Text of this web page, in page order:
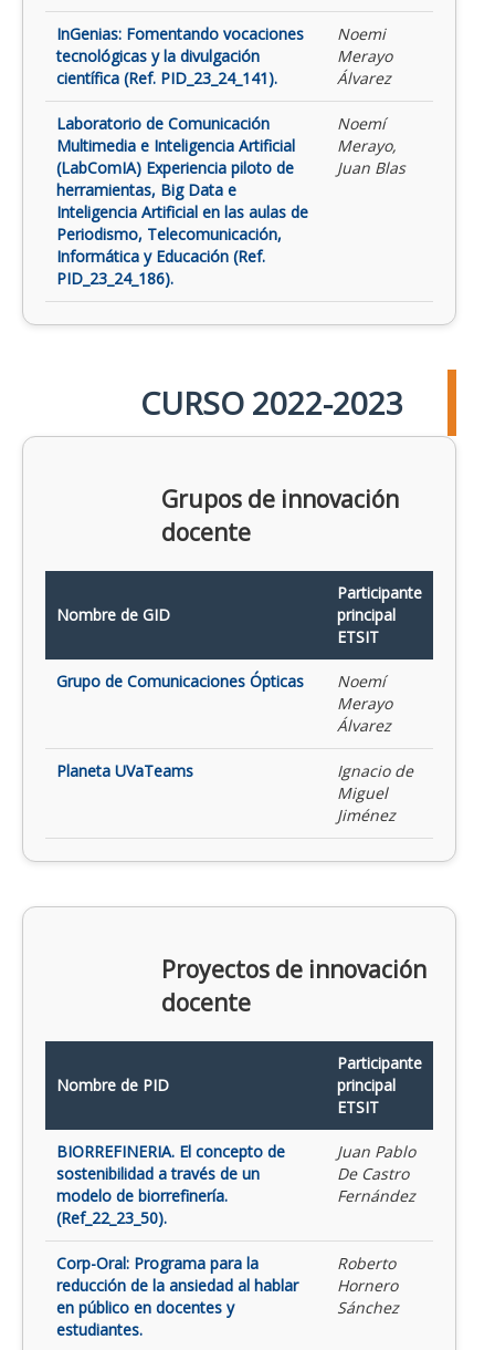
InGenias: Fomentando vocaciones
tecnológicas y la divulgación
científica (Ref. PID_23_24_141).
Noemi
Merayo
Álvarez
Laboratorio de Comunicación
Multimedia e Inteligencia Artificial
(LabComIA) Experiencia piloto de
herramientas, Big Data e
Inteligencia Artificial en las aulas de
Periodismo, Telecomunicación,
Informática y Educación (Ref.
PID_23_24_186).
Noemí
Merayo,
Juan Blas
CURSO 2022-2023
Grupos de innovación
docente
Nombre de GID
Participante
principal
ETSIT
Grupo de Comunicaciones Ópticas
Noemí
Merayo
Álvarez
Planeta UVaTeams
Ignacio de
Miguel
Jiménez
Proyectos de innovación
docente
Nombre de PID
Participante
principal
ETSIT
BIORREFINERIA. El concepto de
sostenibilidad a través de un
modelo de biorrefinería.
(Ref_22_23_50).
Juan Pablo
De Castro
Fernández
Corp-Oral: Programa para la
reducción de la ansiedad al hablar
en público en docentes y
estudiantes.
Roberto
Hornero
Sánchez